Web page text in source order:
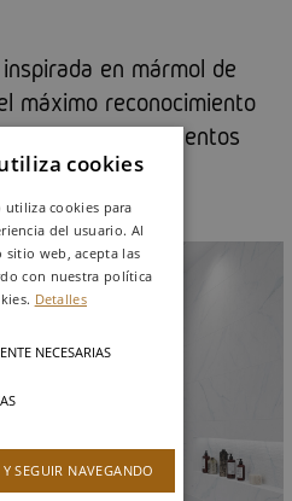
en mármol de
máximo reconocimiento
y Revestimientos
cookies
utiliza cookies para
del usuario. Al
sitio web, acepta las
con nuestra política
Detalles
NECESARIAS
SEGUIR NAVEGANDO